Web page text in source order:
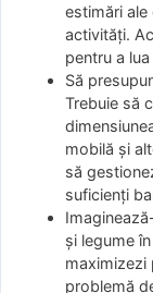
estimări
activități.
pentru a
Să
Trebuie să
mobilă și
să
suficienți
și legume
maximizezi
problemă